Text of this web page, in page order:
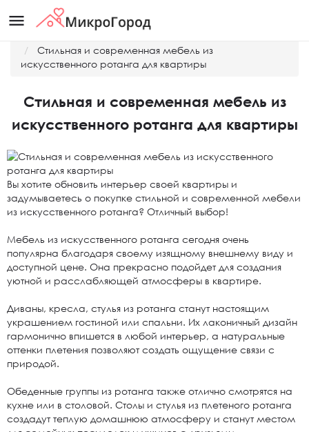
menu
Стильная и современная мебель из
искусственного ротанга для квартиры
Стильная и современная мебель из
искусственного ротанга для квартиры
Вы хотите обновить интерьер своей квартиры и
задумываетесь о покупке стильной и современной мебели
из искусственного ротанга? Отличный выбор!
Мебель из искусственного ротанга сегодня очень
популярна благодаря своему изящному внешнему виду и
доступной цене. Она прекрасно подойдет для создания
уютной и расслабляющей атмосферы в квартире.
Диваны, кресла, стулья из ротанга станут настоящим
украшением гостиной или спальни. Их лаконичный дизайн
гармонично впишется в любой интерьер, а натуральные
оттенки плетения позволяют создать ощущение связи с
природой.
Обеденные группы из ротанга также отлично смотрятся на
кухне или в столовой. Столы и стулья из плетеного ротанга
создадут теплую домашнюю атмосферу и станут местом